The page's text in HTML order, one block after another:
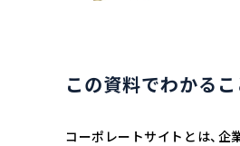
この資料でわかるこ
コーポレートサイトとは、企